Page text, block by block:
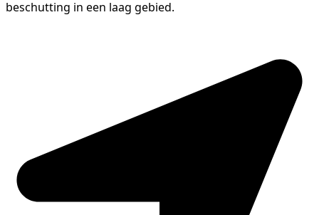
beschutting in een laag gebied.